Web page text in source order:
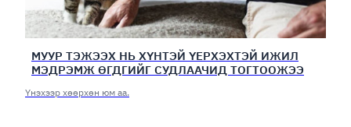
МУУР ТЭЖЭЭХ НЬ ХҮНТЭЙ ҮЕРХЭХТЭЙ ИЖИЛ
МЭДРЭМЖ ӨГДГИЙГ СУДЛААЧИД ТОГТООЖЭЭ
Үнэхээр хөөрхөн юм аа.